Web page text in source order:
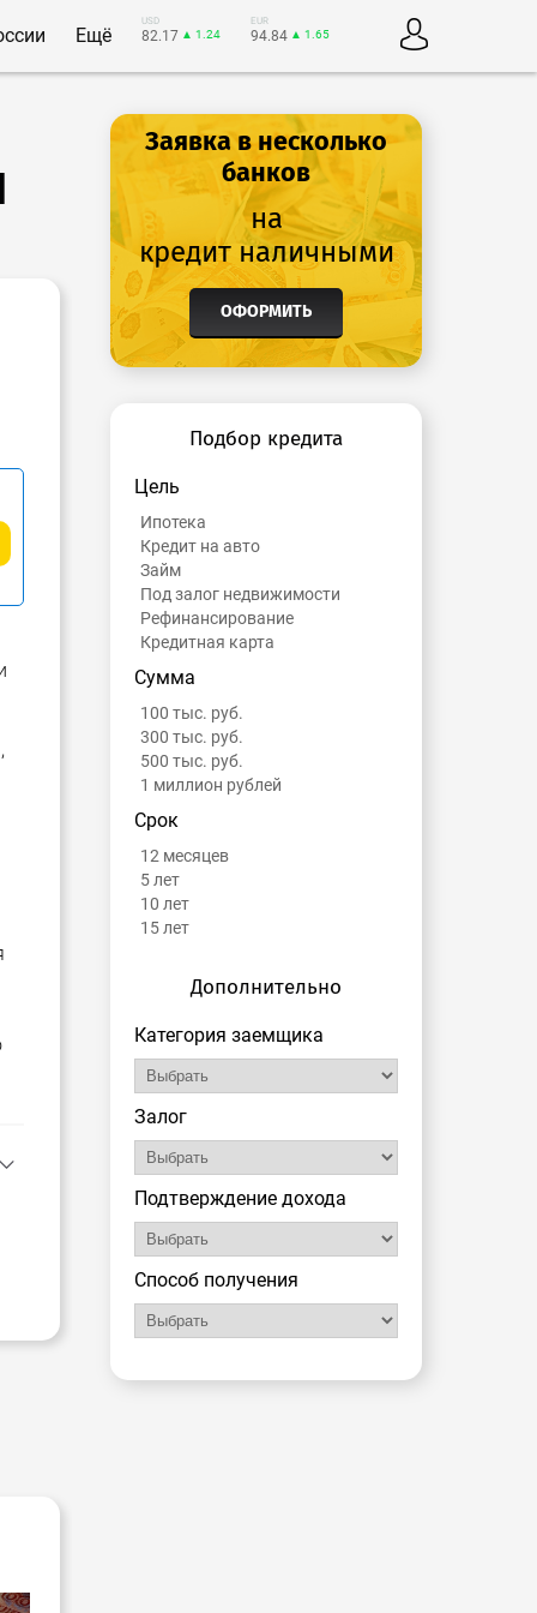
Ещё
USD
82.17 ▲ 1.24
EUR
94.84 ▲ 1.65
Заявка в несколько
банков
на
кредит наличными
ОФОРМИТЬ
Подбор кредита
Цель
Ипотека
Кредит на авто
Займ
Под залог недвижимости
Рефинансирование
Кредитная карта
Сумма
100 тыс. руб.
300 тыс. руб.
500 тыс. руб.
1 миллион рублей
Срок
12 месяцев
5 лет
10 лет
15 лет
Дополнительно
Категория заемщика
Залог
Подтверждение дохода
Способ получения